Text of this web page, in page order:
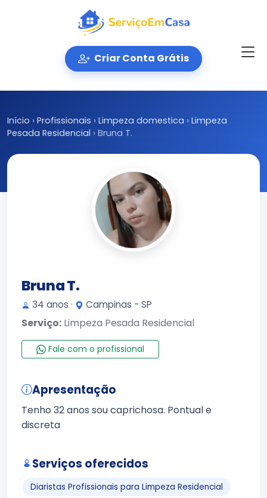
Criar Conta Grátis
Início › Profissionais › Limpeza domestica › Limpeza
Pesada Residencial › Bruna T.
Bruna T.
34 anos · Campinas - SP
Serviço: Limpeza Pesada Residencial
Fale com o profissional
Apresentação
Tenho 32 anos sou caprichosa. Pontual e
discreta
Serviços oferecidos
Diaristas Profissionais para Limpeza Residencial